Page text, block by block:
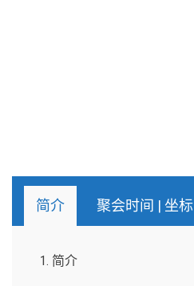
简介 聚会时间 | 坐标
1. 简介